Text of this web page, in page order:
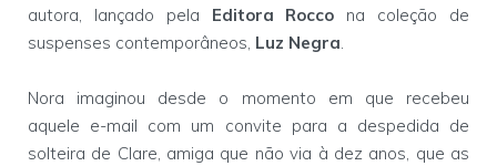
autora, lançado pela Editora Rocco na coleção de
suspenses contemporâneos, Luz Negra.
Nora imaginou desde o momento em que recebeu
aquele e-mail com um convite para a despedida de
solteira de Clare, amiga que não via à dez anos, que as